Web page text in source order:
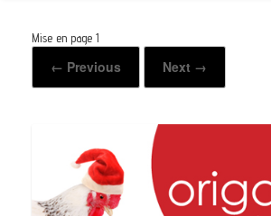
Mise en page 1
← Previous Next →